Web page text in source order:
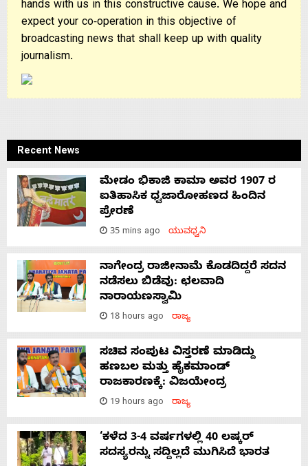
hands with us in this constructive cause. We hope and
expect your co-operation in this objective of
broadcasting news that shall keep up with quality
journalism.
Recent News
ಮೇಡಂ ಭಿಕಾಜಿ ಕಾಮಾ ಅವರ 1907 ರ
ಐತಿಹಾಸಿಕ ಧ್ವಜಾರೋಹಣದ ಹಿಂದಿನ
ಪ್ರೇರಣೆ
35 mins ago ಯುವಧ್ವನಿ
ನಾಗೇಂದ್ರ ರಾಜೀನಾಮೆ ಕೊಡದಿದ್ದರೆ ಸದನ
ನಡೆಸಲು ಬಿಡೆವು: ಛಲವಾದಿ
ನಾರಾಯಣಸ್ವಾಮಿ
18 hours ago ರಾಜ್ಯ
ಸಚಿವ ಸಂಪುಟ ವಿಸ್ತರಣೆ ಮಾಡಿದ್ದು
ಹಣಬಲ ಮತ್ತು ಹೈಕಮಾಂಡ್
ರಾಜಕಾರಣಕ್ಕೆ: ವಿಜಯೇಂದ್ರ
19 hours ago ರಾಜ್ಯ
‘ಕಳೆದ 3-4 ವರ್ಷಗಳಲ್ಲಿ 40 ಲಷ್ಕರ್
ಸದಸ್ಯರನ್ನು ಸದ್ದಿಲ್ಲದೆ ಮುಗಿಸಿದೆ ಭಾರತ